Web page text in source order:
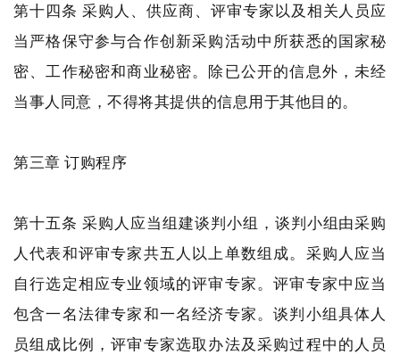
第十四条 采购人、供应商、评审专家以及相关人员应
当严格保守参与合作创新采购活动中所获悉的国家秘
密、工作秘密和商业秘密。除已公开的信息外，未经
当事人同意，不得将其提供的信息用于其他目的。
第三章 订购程序
第十五条 采购人应当组建谈判小组，谈判小组由采购
人代表和评审专家共五人以上单数组成。采购人应当
自行选定相应专业领域的评审专家。评审专家中应当
包含一名法律专家和一名经济专家。谈判小组具体人
员组成比例，评审专家选取办法及采购过程中的人员